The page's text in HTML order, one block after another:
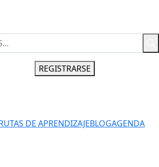
REGISTRARSE
DE APRENDIZAJEBLOGAGENDA